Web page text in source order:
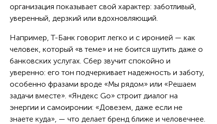
организация показывает свой характер: заботливый,
уверенный, дерзкий или вдохновляющий.
Например, Т-Банк говорит легко и с иронией — как
человек, который «в теме» и не боится шутить даже о
банковских услугах. Сбер звучит спокойно и
уверенно: его тон подчеркивает надежность и заботу,
особенно фразами вроде «Мы рядом» или «Решаем
задачи вместе». «Яндекс Go» строит диалог на
энергии и самоиронии: «Довезем, даже если не
знаете куда», — что делает бренд ближе и человечнее.